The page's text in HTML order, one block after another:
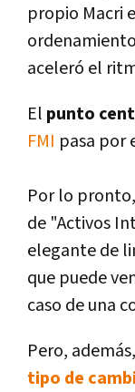
propio Macri
aceleró el
El punto
FMI pasa por
Por lo
de "Activos
elegante de
que puede
caso de una
Pero,
tipo de